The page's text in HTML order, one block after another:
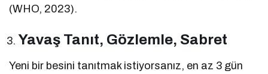
(WHO, 2023).
Yavaş Tanıt, Gözlemle, Sabret
Yeni bir besini tanıtmak istiyorsanız, en az 3 gün